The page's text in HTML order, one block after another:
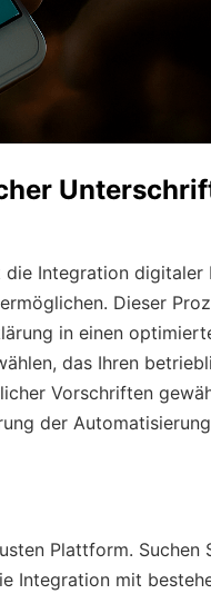
Integration digitaler
Dieser
in einen
das Ihren
Vorschriften
der
Plattform. Suchen
Integration mit